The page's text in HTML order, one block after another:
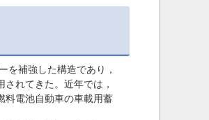
補強した構造であり，
れてきた。近年では，
料電池自動車の車載用蓄